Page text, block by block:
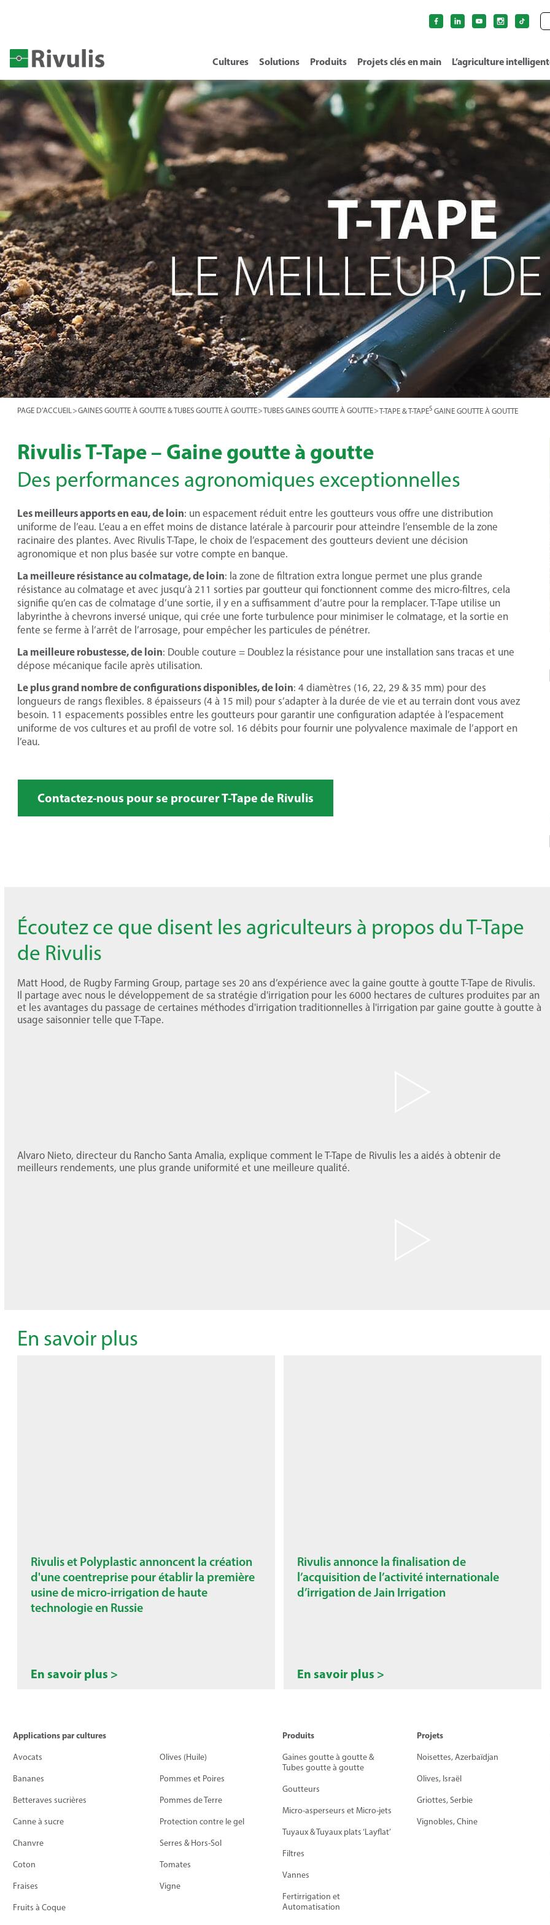
Cultures Solutions Produits Projets clés en main L’agriculture
PAGE D’ACCUEIL >GAINES GOUTTE À GOUTTE & TUBES GOUTTE À GOUTTE>TUBES GAINES GOUTTE À GOUTTE>T-TAPE & T-TAPES GAINE GOUTTE À GOUTTE
Rivulis T-Tape – Gaine goutte à goutte
Des performances agronomiques exceptionnelles
Les meilleurs apports en eau, de loin: un espacement réduit entre les goutteurs vous offre une distribution
uniforme de l’eau. L’eau a en effet moins de distance latérale à parcourir pour atteindre l’ensemble de la zone
racinaire des plantes. Avec Rivulis T-Tape, le choix de l’espacement des goutteurs devient une décision
agronomique et non plus basée sur votre compte en banque.
La meilleure résistance au colmatage, de loin: la zone de filtration extra longue permet une plus grande
résistance au colmatage et avec jusqu’à 211 sorties par goutteur qui fonctionnent comme des micro-filtres, cela
signifie qu’en cas de colmatage d’une sortie, il y en a suffisamment d’autre pour la remplacer. T-Tape utilise un
labyrinthe à chevrons inversé unique, qui crée une forte turbulence pour minimiser le colmatage, et la sortie en
fente se ferme à l’arrêt de l’arrosage, pour empêcher les particules de pénétrer.
La meilleure robustesse, de loin: Double couture = Doublez la résistance pour une installation sans tracas et une
dépose mécanique facile après utilisation.
Le plus grand nombre de configurations disponibles, de loin: 4 diamètres (16, 22, 29 & 35 mm) pour des
longueurs de rangs flexibles. 8 épaisseurs (4 à 15 mil) pour s’adapter à la durée de vie et au terrain dont vous avez
besoin. 11 espacements possibles entre les goutteurs pour garantir une configuration adaptée à l’espacement
uniforme de vos cultures et au profil de votre sol. 16 débits pour fournir une polyvalence maximale de l’apport en
l’eau.
Contactez-nous pour se procurer T-Tape de Rivulis
Écoutez ce que disent les agriculteurs à propos du T-Tape
de Rivulis
Matt Hood, de Rugby Farming Group, partage ses 20 ans d’expérience avec la gaine goutte à goutte T-Tape de Rivulis.
Il partage avec nous le développement de sa stratégie d'irrigation pour les 6000 hectares de cultures produites par an
et les avantages du passage de certaines méthodes d'irrigation traditionnelles à l'irrigation par gaine goutte à goutte à
usage saisonnier telle que T-Tape.
Alvaro Nieto, directeur du Rancho Santa Amalia, explique comment le T-Tape de Rivulis les a aidés à obtenir de
meilleurs rendements, une plus grande uniformité et une meilleure qualité.
En savoir plus
Rivulis et Polyplastic annoncent la création
d'une coentreprise pour établir la première
usine de micro-irrigation de haute
technologie en Russie
En savoir plus >
Rivulis annonce la finalisation de
l’acquisition de l’activité internationale
d’irrigation de Jain Irrigation
En savoir plus >
Applications par cultures
Avocats
Bananes
Betteraves sucrières
Canne à sucre
Chanvre
Coton
Fraises
Fruits à Coque
Olives (Huile)
Pommes et Poires
Pommes de Terre
Protection contre le gel
Serres & Hors-Sol
Tomates
Vigne
Produits
Gaines goutte à goutte &
Tubes goutte à goutte
Goutteurs
Micro-asperseurs et Micro-jets
Tuyaux & Tuyaux plats ‘Layflat’
Filtres
Vannes
Fertirrigation et
Automatisation
Projets
Noisettes, Azerbaïdjan
Olives, Israël
Griottes, Serbie
Vignobles, Chine